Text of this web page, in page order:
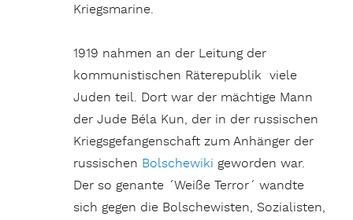
Kriegsmarine.
1919 nahmen an der Leitung der
kommunistischen Räterepublik viele
Juden teil. Dort war der mächtige Mann
der Jude Béla Kun, der in der russischen
Kriegsgefangenschaft zum Anhänger der
russischen Bolschewiki geworden war.
Der so genante ´Weiße Terror´ wandte
sich gegen die Bolschewisten, Sozialisten,